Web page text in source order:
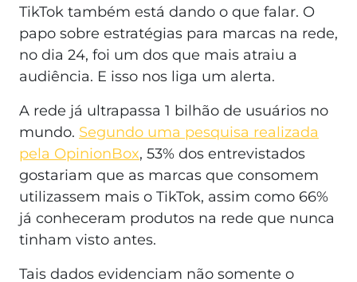
TikTok também está dando o que falar. O
papo sobre estratégias para marcas na rede,
no dia 24, foi um dos que mais atraiu a
audiência. E isso nos liga um alerta.
A rede já ultrapassa 1 bilhão de usuários no
mundo. Segundo uma pesquisa realizada
pela OpinionBox, 53% dos entrevistados
gostariam que as marcas que consomem
utilizassem mais o TikTok, assim como 66%
já conheceram produtos na rede que nunca
tinham visto antes.
Tais dados evidenciam não somente o